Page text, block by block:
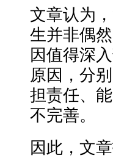
文章认为
生并非偶
因值得深
原因，分
担责任、
不完善。
因此，文